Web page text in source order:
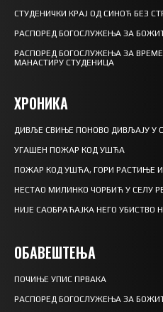
СТУДЕНИЧКИ КРАЈ ОД СИНОЋ БЕЗ
РАСПОРЕД БОГОСЛУЖЕЊА ЗА
РАСПОРЕД БОГОСЛУЖЕЊА ЗА
МАНАСТИРУ СТУДЕНИЦА
ХРОНИКА
ДИВЉЕ СВИЊЕ ПОНОВО ДИВЉАЈУ У
УГАШЕН ПОЖАР КОД УШЋА
ПОЖАР КОД УШЋА, ГОРИ РАСТИЊЕ
НЕСТАО МИЛИНКО ЧОРБИЋ У СЕЛУ
НИЈЕ САОБРАЋАЈКА НЕГО УБИСТВО
ОБАВЕШТЕЊА
ПОЧИЊЕ УПИС ПРВАКА
РАСПОРЕД БОГОСЛУЖЕЊА ЗА